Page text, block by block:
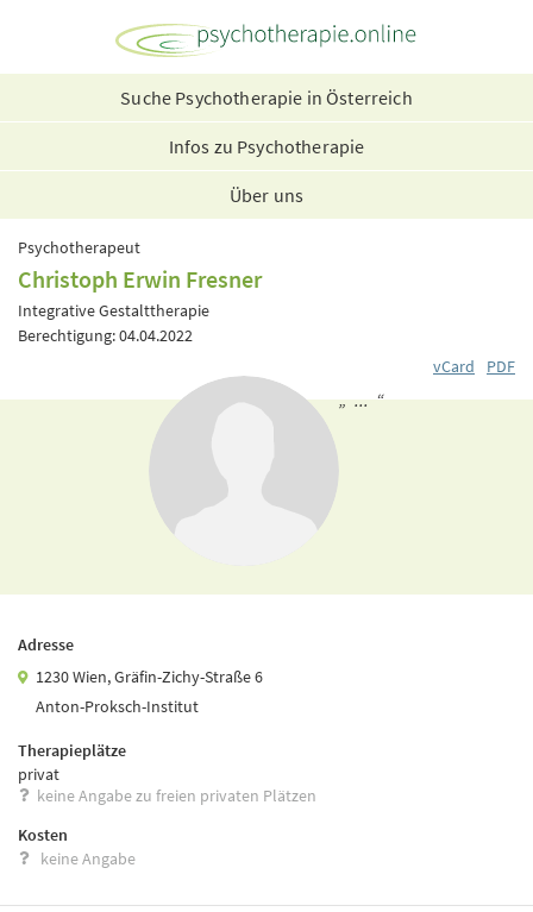
Suche Psychotherapie in Österreich
Infos zu Psychotherapie
Über uns
Psychotherapeut
Christoph Erwin Fresner
Integrative Gestalttherapie
Berechtigung: 04.04.2022
vCard
PDF
„ ... “
Adresse
1230 Wien, Gräfin-Zichy-Straße 6
Anton-Proksch-Institut
Therapieplätze
privat
keine Angabe zu freien privaten Plätzen
Kosten
keine Angabe